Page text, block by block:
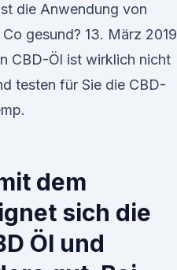
die Anwendung von
gesund? 13. März 2019
CBD-Öl ist wirklich nicht
testen für Sie die CBD-
dem
sich die
Öl und